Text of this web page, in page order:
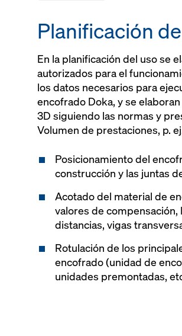
Planificación
En la planificación del uso se
autorizados para el
los datos necesarios para
encofrado Doka, y se
3D siguiendo las normas y
Volumen de prestaciones, p.
Posicionamiento del
construcción y las juntas
Acotado del material de
valores de
distancias, vigas
Rotulación de los
encofrado (unidad de
unidades premontadas,